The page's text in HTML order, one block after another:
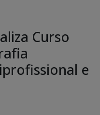
Curso
e